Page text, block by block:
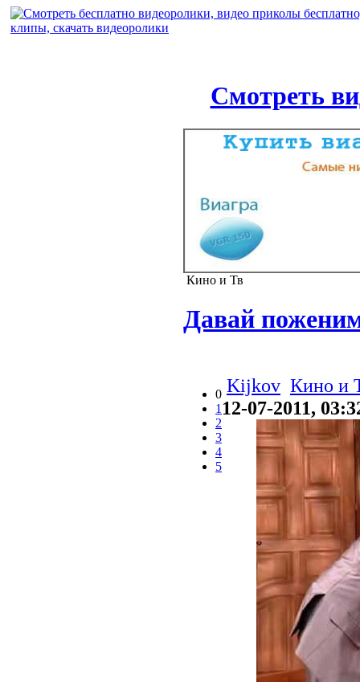
Смотреть
Кино и Тв
Давай
0
1
2
3
4
5
Kijkov Кино и
12-07-2011,